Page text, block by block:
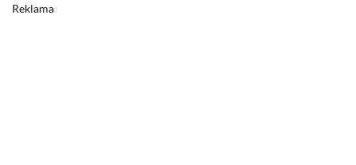
Reklama